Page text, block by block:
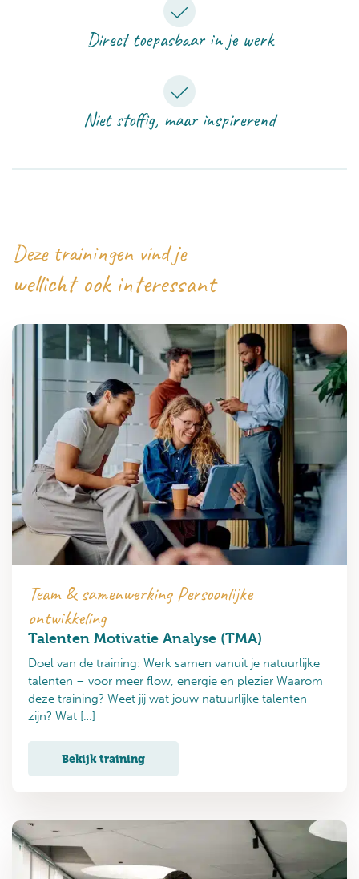
Direct toepasbaar in je werk
Niet stoffig, maar inspirerend
Deze trainingen vind je
wellicht ook interessant
Team & samenwerking Persoonlijke
ontwikkeling
Talenten Motivatie Analyse (TMA)
Doel van de training: Werk samen vanuit je natuurlijke
talenten – voor meer flow, energie en plezier Waarom
deze training? Weet jij wat jouw natuurlijke talenten
zijn? Wat […]
Bekijk training